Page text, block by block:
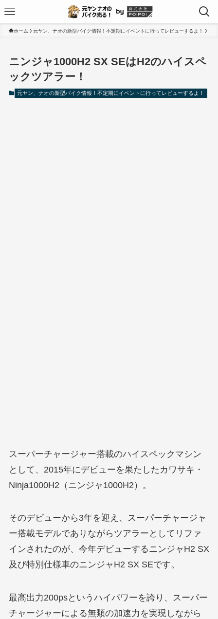
ホーム 元ヤン、ナオの新型バイク情報！不定期にイベントに行ってレビューするよ！
ニンジャ1000H2 SX SEはH2のハイスペ
ックツアラー！
元ヤン、ナオの新型バイク情報！不定期にイベントに行ってレビューするよ！
スーパーチャージャー搭載のハイスペックマシン
として、2015年にデビューを果たしたカワサキ・
Ninja1000H2（ニンジャ1000H2）。
そのデビューから3年を迎え、スーパーチャージャ
ー搭載モデルでありながらツアラーとしてリファ
インされたのが、今年デビューするニンジャH2 SX
及び特別仕様車のニンジャH2 SX SEです。
最高出力200psというハイパワーを誇り、スーパー
チャージャーによる無類の加速力を実現しながら